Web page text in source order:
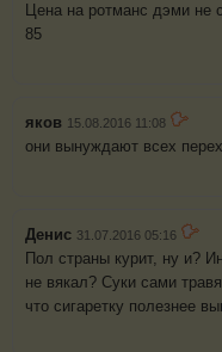
Цена на ротманс дэми не
85
яков 15.08.2016 11:08
они вынуждают всех
Денис 31.07.2016 05:16
Пол страны курит, ну и?
не вякал? Суки сами
что сигаретку полезнее